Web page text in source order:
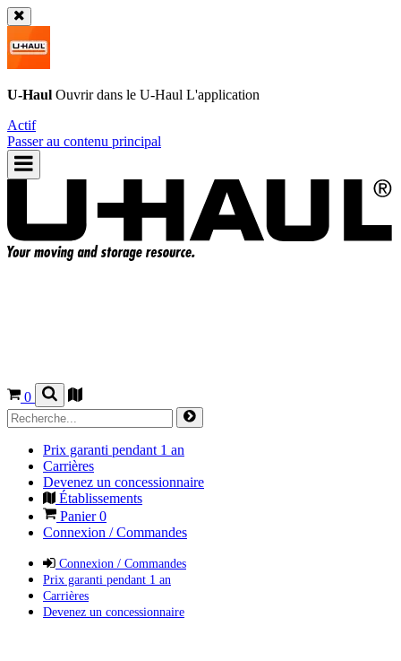
U-Haul Ouvrir dans le U-Haul L'application
Actif
Passer au contenu principal
0
Prix garanti pendant 1 an
Carrières
Devenez un concessionnaire
Établissements
Panier0
Connexion / Commandes
Connexion / Commandes
Prix garanti pendant 1 an
Carrières
Devenez un concessionnaire